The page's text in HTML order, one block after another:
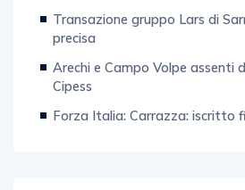
Transazione gruppo Lars di
precisa
Arechi e Campo Volpe assenti
Cipess
Forza Italia: Carrazza: iscritto